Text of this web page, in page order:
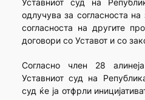
Уставниот суд на
одлучува за согласноста на
согласноста на другите
договори со Уставот и со
Согласно член 28
Уставниот суд на
суд ќе ја отфрли